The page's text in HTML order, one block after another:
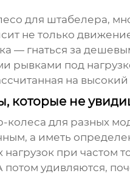
для штабелера,
не только
— гнаться за
рывками под
на
которые не
колеса для разных
а иметь
нагрузок при
удивляются,